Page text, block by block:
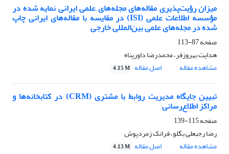
میزان رؤیت‌پذیری مقاله‌های مجله‌های علمی ایرانی نمایه شده در
مؤسسه اطلاعات علمی (ISI) در مقایسه با مقاله‌های ایرانی چاپ
شده در مجله‌های علمی بین‌المللی خارجی
صفحه87-113
هدایت بهروزفر، محمدرضا داورپناه
مشاهده مقاله
اصل مقاله 4.15 M
تبیین جایگاه مدیریت روابط با مشتری (CRM) در کتابخانه‌ها و
مراکز اطلاع‌رسانی
صفحه115-139
رضا رجبعلی بگلو، فرانک زمردپوش
مشاهده مقاله
اصل مقاله 4.13 M